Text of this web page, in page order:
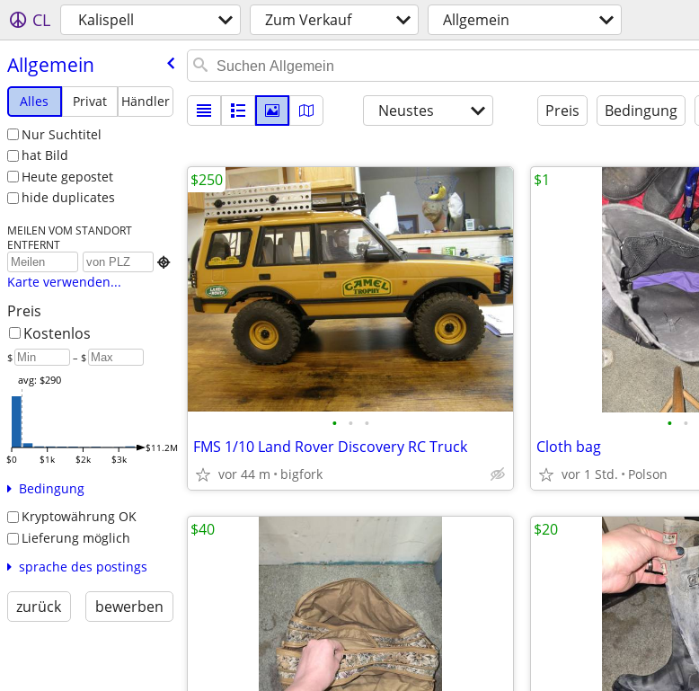
CL Kalispell Zum Verkauf Allgemein
Allgemein
Alles Privat
Händler
Nur Suchtitel
hat Bild
Heute gepostet
hide duplicates
MEILEN VOM STANDORT
ENTFERNT

Karte verwenden...
Preis
Kostenlos
$ – $
$0 $1k $2k $3k
$11.2M
avg: $290
Bedingung
Kryptowährung OK
Lieferung möglich
sprache des postings
zurück bewerben
Neustes Preis Bedingung
• • •
FMS 1/10 Land Rover Discovery RC Truck
vor 44 m bigfork
$250
• •
Cloth bag
vor 1 Std. Polson
$1
$40 $20